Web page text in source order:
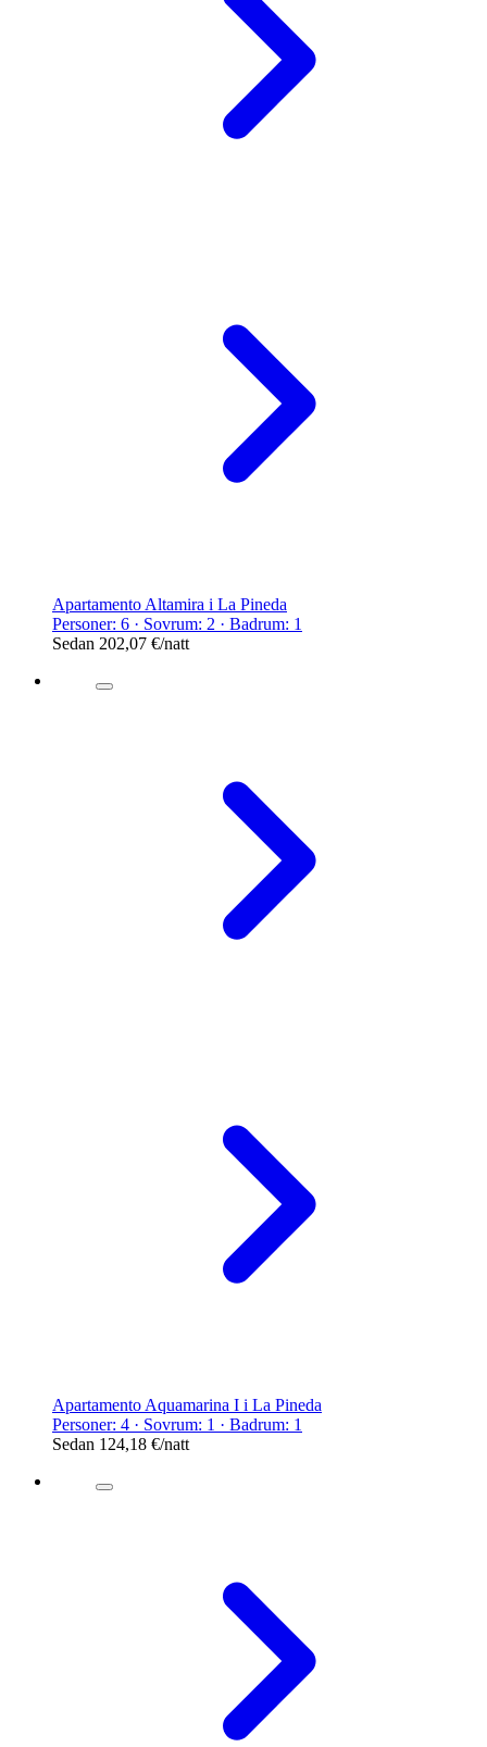
Apartamento Altamira i La Pineda
Personer: 6 · Sovrum: 2 · Badrum: 1
Sedan 202,07 €/natt
Apartamento Aquamarina I i La Pineda
Personer: 4 · Sovrum: 1 · Badrum: 1
Sedan 124,18 €/natt